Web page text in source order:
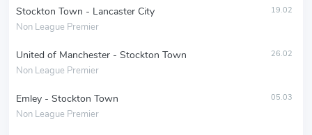
Stockton Town - Lancaster City
Non League Premier
19.02
United of Manchester - Stockton Town
Non League Premier
26.02
Emley - Stockton Town
Non League Premier
05.03